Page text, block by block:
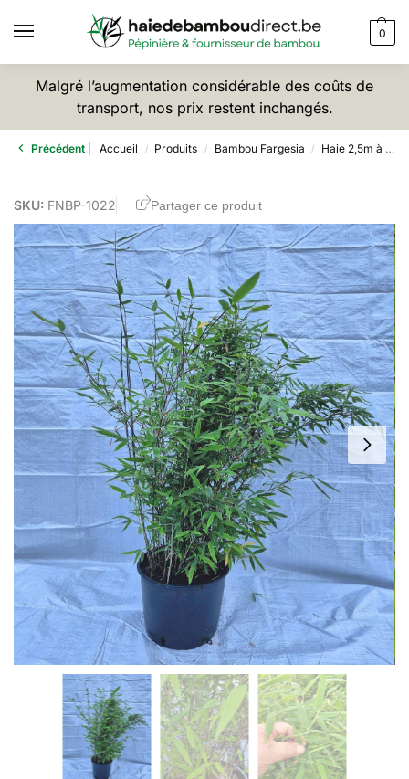
0
Malgré l’augmentation considérable des coûts de
transport, nos prix restent inchangés.
Précédent Accueil / Produits / Bambou Fargesia / Haie 2,5m à 4m
SKU: FNBP-1022 Partager ce produit